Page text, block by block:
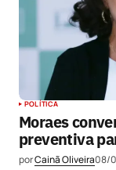
POLÍTICA
Moraes
preventiva
porCainã Oliveira08/